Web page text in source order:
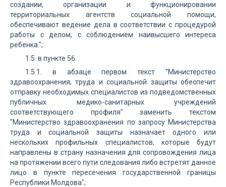
создании, организации и функционировании
территориальных агентств социальной помощи,
обеспечивают ведение дела в соответствии с процедурой
работы с делом, с соблюдением наивысшего интереса
ребенка.";
1.5. в пункте 56:
1.5.1. в абзаце первом текст "Министерство
здравоохранения, труда и социальной защиты обеспечит
отправку необходимых специалистов из подведомственных
публичных медико-санитарных учреждений
соответствующего профиля" заменить текстом
"Министерство здравоохранения по запросу Министерства
труда и социальной защиты назначает одного или
нескольких профильных специалистов, которые будут
направлены в страну назначения для сопровождения лица
на протяжении всего пути следования либо встретят данное
лицо в пункте пересечения государственной границы
Республики Молдова";